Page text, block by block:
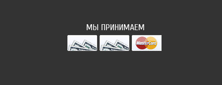
МЫ ПРИНИМАЕМ